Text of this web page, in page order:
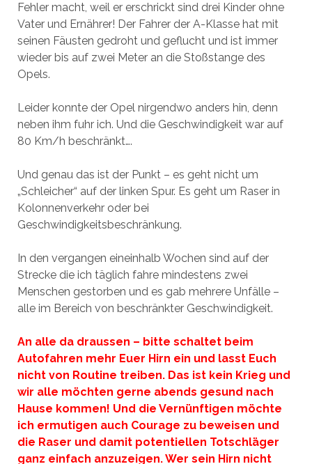
Fehler macht, weil er erschrickt sind drei Kinder ohne
Vater und Ernährer! Der Fahrer der A-Klasse hat mit
seinen Fäusten gedroht und geflucht und ist immer
wieder bis auf zwei Meter an die Stoßstange des
Opels.
Leider konnte der Opel nirgendwo anders hin, denn
neben ihm fuhr ich. Und die Geschwindigkeit war auf
80 Km/h beschränkt….
Und genau das ist der Punkt – es geht nicht um
„Schleicher“ auf der linken Spur. Es geht um Raser in
Kolonnenverkehr oder bei
Geschwindigkeitsbeschränkung.
In den vergangen eineinhalb Wochen sind auf der
Strecke die ich täglich fahre mindestens zwei
Menschen gestorben und es gab mehrere Unfälle –
alle im Bereich von beschränkter Geschwindigkeit.
An alle da draussen – bitte schaltet beim
Autofahren mehr Euer Hirn ein und lasst Euch
nicht von Routine treiben. Das ist kein Krieg und
wir alle möchten gerne abends gesund nach
Hause kommen! Und die Vernünftigen möchte
ich ermutigen auch Courage zu beweisen und
die Raser und damit potentiellen Totschläger
ganz einfach anzuzeigen. Wer sein Hirn nicht